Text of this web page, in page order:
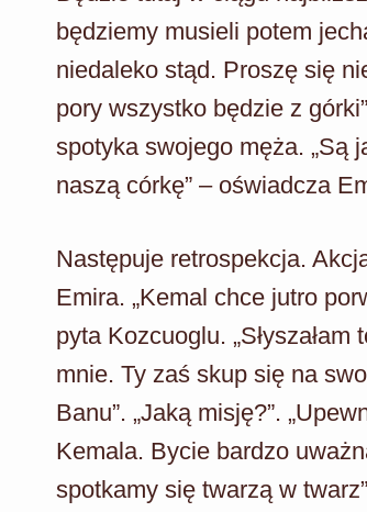
będziemy musieli potem
niedaleko stąd. Proszę się
pory wszystko będzie z
spotyka swojego męża. „Są
naszą córkę” – oświadcza
Następuje retrospekcja.
Emira. „Kemal chce jutro
pyta Kozcuoglu.
mnie. Ty zaś skup się na
Banu”. „Jaką misję?”.
Kemala. Bycie bardzo
spotkamy się twarzą w